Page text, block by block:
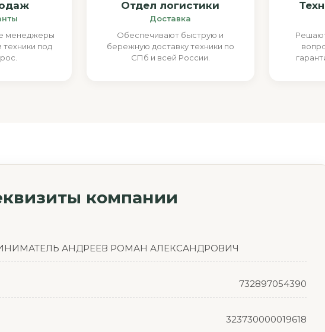
менеджеры
под
Отдел логистики
Доставка
Обеспечивают быструю и
бережную доставку техники по
СПб и всей России.
компании
АНДРЕЕВ РОМАН АЛЕКСАНДРОВИЧ
732897054390
323730000019618